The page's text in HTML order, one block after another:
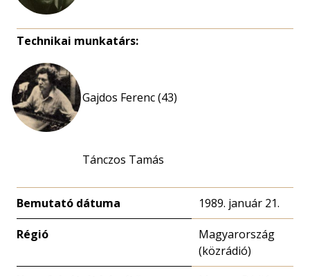
Technikai munkatárs:
Gajdos Ferenc (43)
Tánczos Tamás
Bemutató dátuma 1989. január 21.
Régió
Magyarország
(közrádió)